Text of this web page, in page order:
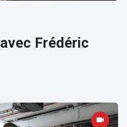
Frédéric